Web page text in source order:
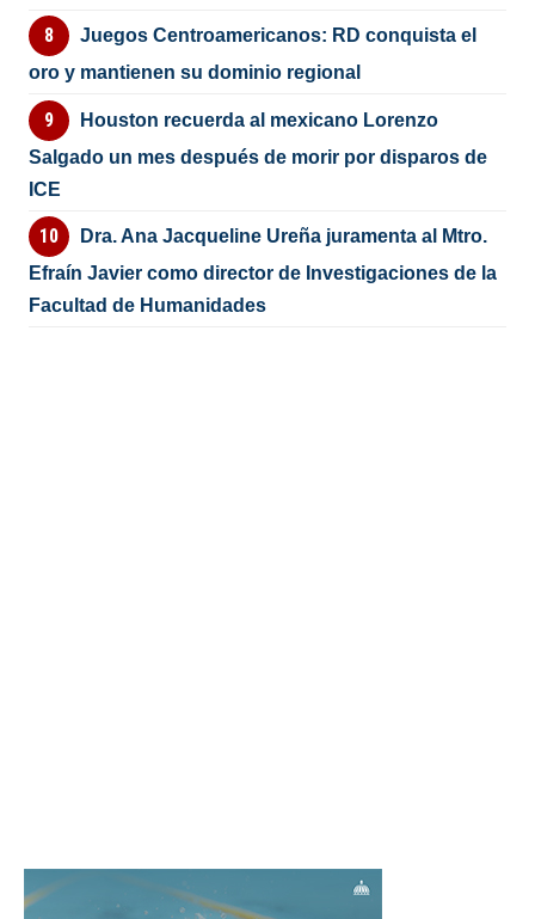
Juegos Centroamericanos: RD conquista el
oro y mantienen su dominio regional
Houston recuerda al mexicano Lorenzo
Salgado un mes después de morir por disparos de
ICE
Dra. Ana Jacqueline Ureña juramenta al Mtro.
Efraín Javier como director de Investigaciones de la
Facultad de Humanidades